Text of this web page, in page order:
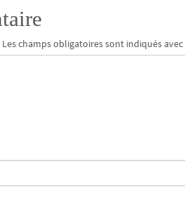
Les champs obligatoires sont indiqués avec